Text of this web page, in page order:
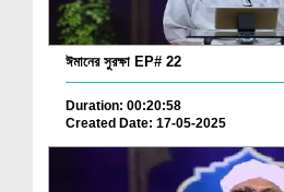
ঈমানের সুরক্ষা EP# 22
Duration: 00:20:58
Created Date: 17-05-2025